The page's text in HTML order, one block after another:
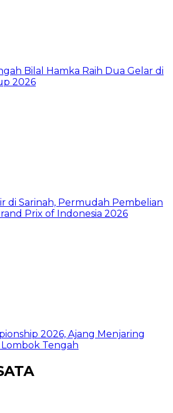
Bilal Hamka Raih Dua Gelar di
2026
di Sarinah, Permudah Pembelian
Prix of Indonesia 2026
2026, Ajang Menjaring
Tengah